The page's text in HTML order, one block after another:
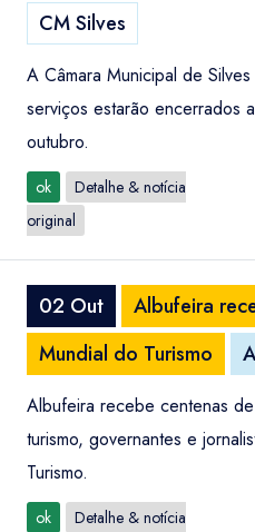
CM Silves
A Câmara Municipal de
serviços estarão encerrados
outubro.
ok
Detalhe & notícia
original
02 Out
Albufeira
Mundial do Turismo
Albufeira recebe centenas
turismo, governantes e
Turismo.
ok
Detalhe & notícia